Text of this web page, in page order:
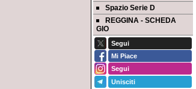
Spazio Serie D
REGGINA - SCHEDA
GIO
Segui
Mi Piace
Segui
Unisciti